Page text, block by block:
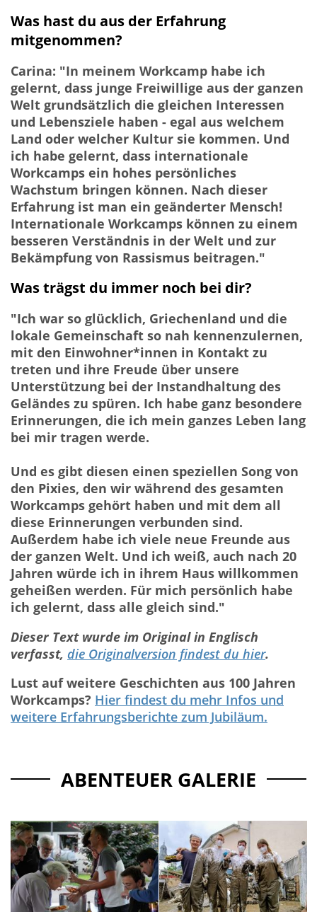
Was hast du aus der Erfahrung
mitgenommen?
Carina: "In meinem Workcamp habe ich
gelernt, dass junge Freiwillige aus der ganzen
Welt grundsätzlich die gleichen Interessen
und Lebensziele haben - egal aus welchem
Land oder welcher Kultur sie kommen. Und
ich habe gelernt, dass internationale
Workcamps ein hohes persönliches
Wachstum bringen können. Nach dieser
Erfahrung ist man ein geänderter Mensch!
Internationale Workcamps können zu einem
besseren Verständnis in der Welt und zur
Bekämpfung von Rassismus beitragen."
Was trägst du immer noch bei dir?
"Ich war so glücklich, Griechenland und die
lokale Gemeinschaft so nah kennenzulernen,
mit den Einwohner*innen in Kontakt zu
treten und ihre Freude über unsere
Unterstützung bei der Instandhaltung des
Geländes zu spüren. Ich habe ganz besondere
Erinnerungen, die ich mein ganzes Leben lang
bei mir tragen werde.
Und es gibt diesen einen speziellen Song von
den Pixies, den wir während des gesamten
Workcamps gehört haben und mit dem all
diese Erinnerungen verbunden sind.
Außerdem habe ich viele neue Freunde aus
der ganzen Welt. Und ich weiß, auch nach 20
Jahren würde ich in ihrem Haus willkommen
geheißen werden. Für mich persönlich habe
ich gelernt, dass alle gleich sind."
Dieser Text wurde im Original in Englisch
verfasst, die Originalversion findest du hier.
Lust auf weitere Geschichten aus 100 Jahren
Workcamps? Hier findest du mehr Infos und
weitere Erfahrungsberichte zum Jubiläum.
ABENTEUER GALERIE